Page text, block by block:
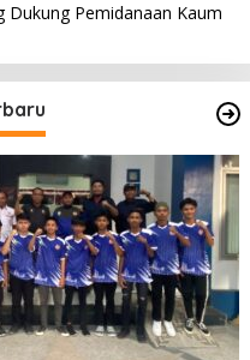
Dukung Pemidanaan Kaum